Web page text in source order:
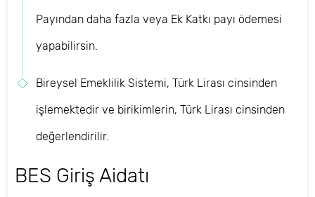
Payından daha fazla veya Ek Katkı payı ödemesi
yapabilirsin.
Bireysel Emeklilik Sistemi, Türk Lirası cinsinden
işlemektedir ve birikimlerin, Türk Lirası cinsinden
değerlendirilir.
BES Giriş Aidatı